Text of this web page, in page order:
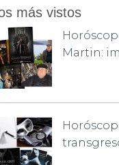
más vistos
Martin: